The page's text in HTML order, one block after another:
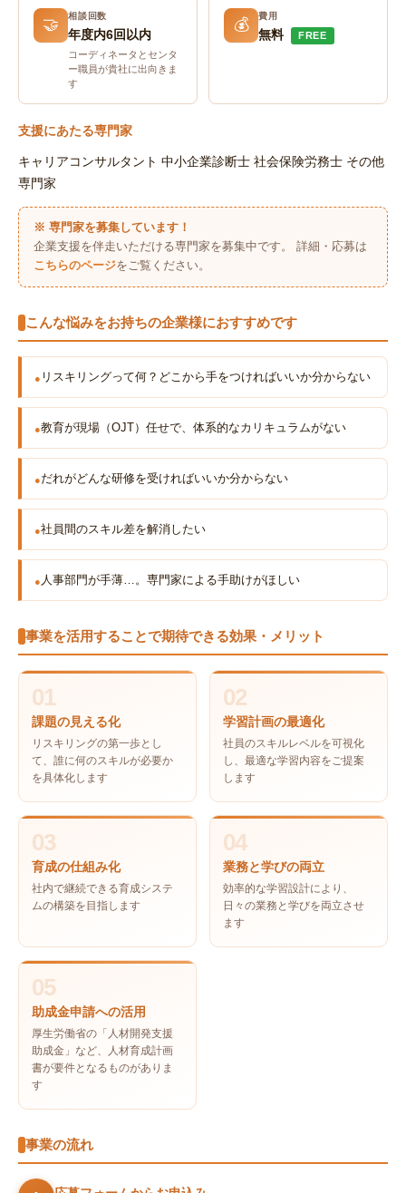
🤝 相談回数
年度内6回以内
コーディネータとセンタ
ー職員が貴社に出向きま
す
💰 費用
無料 FREE
支援にあたる専門家
キャリアコンサルタント 中小企業診断士 社会保険労務士 その他
専門家
※ 専門家を募集しています！
企業支援を伴走いただける専門家を募集中です。 詳細・応募は
こちらのページをご覧ください。
こんな悩みをお持ちの企業様におすすめです
リスキリングって何？どこから手をつければいいか分からない
教育が現場（OJT）任せで、体系的なカリキュラムがない
だれがどんな研修を受ければいいか分からない
社員間のスキル差を解消したい
人事部門が手薄…。専門家による手助けがほしい
事業を活用することで期待できる効果・メリット
01
課題の見える化
リスキリングの第一歩とし
て、誰に何のスキルが必要か
を具体化します
02
学習計画の最適化
社員のスキルレベルを可視化
し、最適な学習内容をご提案
します
03
育成の仕組み化
社内で継続できる育成システ
ムの構築を目指します
04
業務と学びの両立
効率的な学習設計により、
日々の業務と学びを両立させ
ます
05
助成金申請への活用
厚生労働省の「人材開発支援
助成金」など、人材育成計画
書が要件となるものがありま
す
事業の流れ